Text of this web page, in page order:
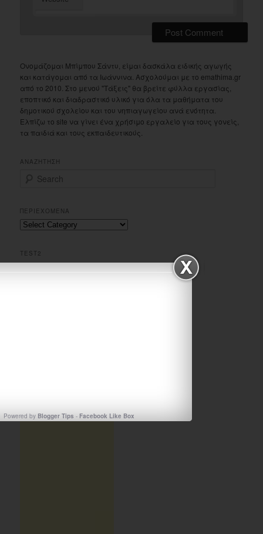
Ονομάζομαι Μπίμπου Σάντυ, είμαι δασκάλα ειδικής αγωγής
και κατάγομαι από τα Ιωάννινα. Ασχολούμαι με το emathima.gr
από το 2010. Στο μενού "Τάξεις" θα βρείτε φύλλα εργασίας,
εποπτικό και διαδραστικό υλικό για όλα τα μαθήματα του
δημοτικού σχολείου και του νηπιαγωγείου ανά ενότητα.
Ελπίζω το site να γίνει ένα χρήσιμο εργαλείο για τους γονείς,
τα παιδιά και τους εκπαιδευτικούς.
ΑΝΑΖΗΤΗΣΗ
r
c
h
ΠΕΡΙΕΧΟΜΕΝΑ
Περιεχομενα
TEST2
Powered by Blogger Tips - Facebook Like Box